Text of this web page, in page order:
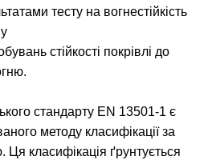
тесту на вогнестійкість
стійкості покрівлі до
стандарту EN 13501-1 є
методу класифікації за
класифікація ґрунтується